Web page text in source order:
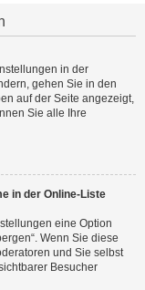
in der
gehen Sie in den
auf der Seite angezeigt,
Sie alle Ihre
in der Online-Liste
eine Option
Wenn Sie diese
und Sie selbst
Besucher